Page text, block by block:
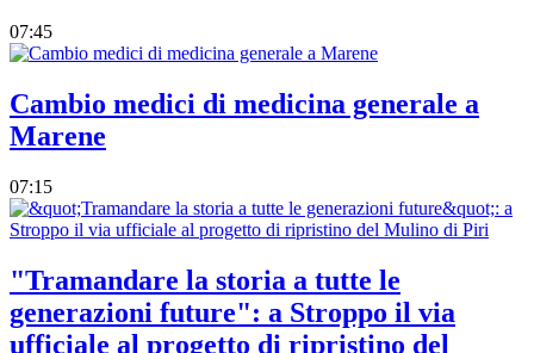
07:45
Cambio medici di medicina generale a
Marene
07:15
"Tramandare la storia a tutte le
generazioni future": a Stroppo il via
ufficiale al progetto di ripristino del